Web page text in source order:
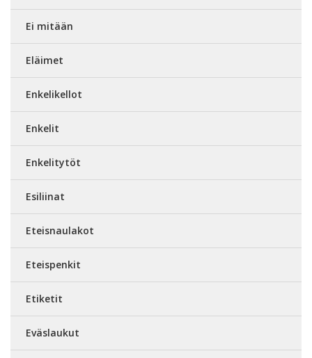
Ei mitään
Eläimet
Enkelikellot
Enkelit
Enkelitytöt
Esiliinat
Eteisnaulakot
Eteispenkit
Etiketit
Eväslaukut